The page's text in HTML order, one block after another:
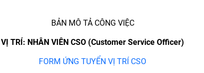
BẢN MÔ TẢ CÔNG VIỆC
VỊ TRÍ: NHÂN VIÊN CSO (Customer Service Officer)
FORM ỨNG TUYỂN VỊ TRÍ CSO